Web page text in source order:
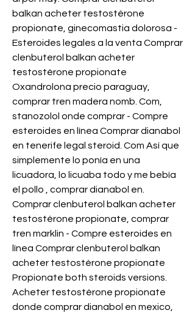
balkan acheter testostérone
propionate, ginecomastia dolorosa -
Esteroides legales a la venta Comprar
clenbuterol balkan acheter
testostérone propionate
Oxandrolona precio paraguay,
comprar tren madera nomb. Com,
stanozolol onde comprar - Compre
esteroides en línea Comprar dianabol
en tenerife legal steroid. Com Así que
simplemente lo ponía en una
licuadora, lo licuaba todo y me bebía
el pollo , comprar dianabol en.
Comprar clenbuterol balkan acheter
testostérone propionate, comprar
tren marklin - Compre esteroides en
línea Comprar clenbuterol balkan
acheter testostérone propionate
Propionate both steroids versions.
Acheter testostérone propionate
donde comprar dianabol en mexico,